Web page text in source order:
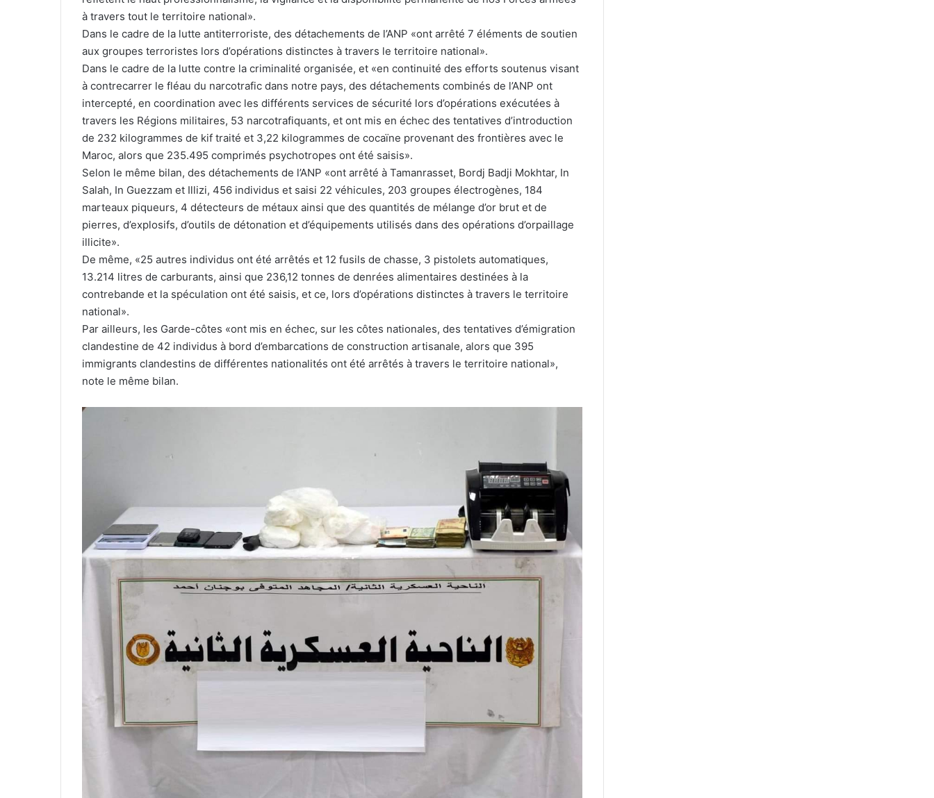
à travers tout le territoire national».
Dans le cadre de la lutte antiterroriste, des détachements de l’ANP «ont arrêté 7 éléments de soutien
aux groupes terroristes lors d’opérations distinctes à travers le territoire national».
Dans le cadre de la lutte contre la criminalité organisée, et «en continuité des efforts soutenus visant
à contrecarrer le fléau du narcotrafic dans notre pays, des détachements combinés de l’ANP ont
intercepté, en coordination avec les différents services de sécurité lors d’opérations exécutées à
travers les Régions militaires, 53 narcotrafiquants, et ont mis en échec des tentatives d’introduction
de 232 kilogrammes de kif traité et 3,22 kilogrammes de cocaïne provenant des frontières avec le
Maroc, alors que 235.495 comprimés psychotropes ont été saisis».
Selon le même bilan, des détachements de l’ANP «ont arrêté à Tamanrasset, Bordj Badji Mokhtar, In
Salah, In Guezzam et Illizi, 456 individus et saisi 22 véhicules, 203 groupes électrogènes, 184
marteaux piqueurs, 4 détecteurs de métaux ainsi que des quantités de mélange d’or brut et de
pierres, d’explosifs, d’outils de détonation et d’équipements utilisés dans des opérations d’orpaillage
illicite».
De même, «25 autres individus ont été arrêtés et 12 fusils de chasse, 3 pistolets automatiques,
13.214 litres de carburants, ainsi que 236,12 tonnes de denrées alimentaires destinées à la
contrebande et la spéculation ont été saisis, et ce, lors d’opérations distinctes à travers le territoire
national».
Par ailleurs, les Garde-côtes «ont mis en échec, sur les côtes nationales, des tentatives d’émigration
clandestine de 42 individus à bord d’embarcations de construction artisanale, alors que 395
immigrants clandestins de différentes nationalités ont été arrêtés à travers le territoire national»,
note le même bilan.